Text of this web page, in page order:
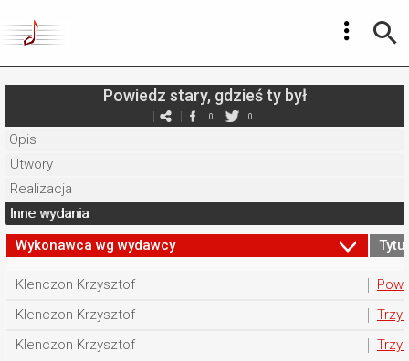
Powiedz stary, gdzieś ty był
0 0
Opis
Utwory
Realizacja
Inne wydania
Wykonawca wg wydawcy
Tytuł
Klenczon Krzysztof
Klenczon Krzysztof
Trzy
Klenczon Krzysztof
Trzy